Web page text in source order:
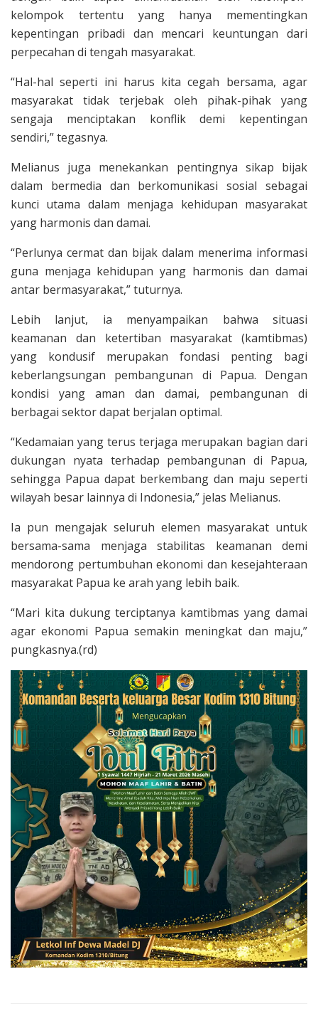
kelompok tertentu yang hanya mementingkan
kepentingan pribadi dan mencari keuntungan dari
perpecahan di tengah masyarakat.
“Hal-hal seperti ini harus kita cegah bersama, agar
masyarakat tidak terjebak oleh pihak-pihak yang
sengaja menciptakan konflik demi kepentingan
sendiri,” tegasnya.
Melianus juga menekankan pentingnya sikap bijak
dalam bermedia dan berkomunikasi sosial sebagai
kunci utama dalam menjaga kehidupan masyarakat
yang harmonis dan damai.
“Perlunya cermat dan bijak dalam menerima informasi
guna menjaga kehidupan yang harmonis dan damai
antar bermasyarakat,” tuturnya.
Lebih lanjut, ia menyampaikan bahwa situasi
keamanan dan ketertiban masyarakat (kamtibmas)
yang kondusif merupakan fondasi penting bagi
keberlangsungan pembangunan di Papua. Dengan
kondisi yang aman dan damai, pembangunan di
berbagai sektor dapat berjalan optimal.
“Kedamaian yang terus terjaga merupakan bagian dari
dukungan nyata terhadap pembangunan di Papua,
sehingga Papua dapat berkembang dan maju seperti
wilayah besar lainnya di Indonesia,” jelas Melianus.
Ia pun mengajak seluruh elemen masyarakat untuk
bersama-sama menjaga stabilitas keamanan demi
mendorong pertumbuhan ekonomi dan kesejahteraan
masyarakat Papua ke arah yang lebih baik.
“Mari kita dukung terciptanya kamtibmas yang damai
agar ekonomi Papua semakin meningkat dan maju,”
pungkasnya.(rd)